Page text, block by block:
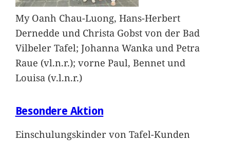
My Oanh Chau-Luong, Hans-Herbert
Dernedde und Christa Gobst von der Bad
Vilbeler Tafel; Johanna Wanka und Petra
Raue (vl.n.r.); vorne Paul, Bennet und
Louisa (v.l.n.r.)
Besondere Aktion
Einschulungskinder von Tafel-Kunden